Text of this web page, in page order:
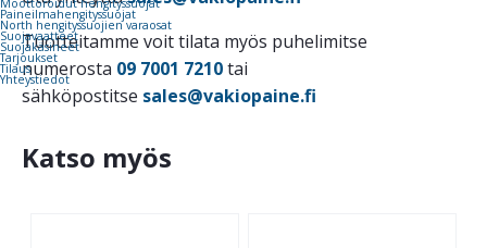
Moottoroidut hengityssuojat
Paineilmahengityssuojat
North hengityssuojien varaosat
Suojavaatteet
Suojakäsineet
Tarjoukset
Tilaus
Yhteystiedot
Tuotteitamme voit tilata myös puhelimitse
numerosta 09 7001 7210tai
sähköpostitse sales@vakiopaine.fi
Katso myös